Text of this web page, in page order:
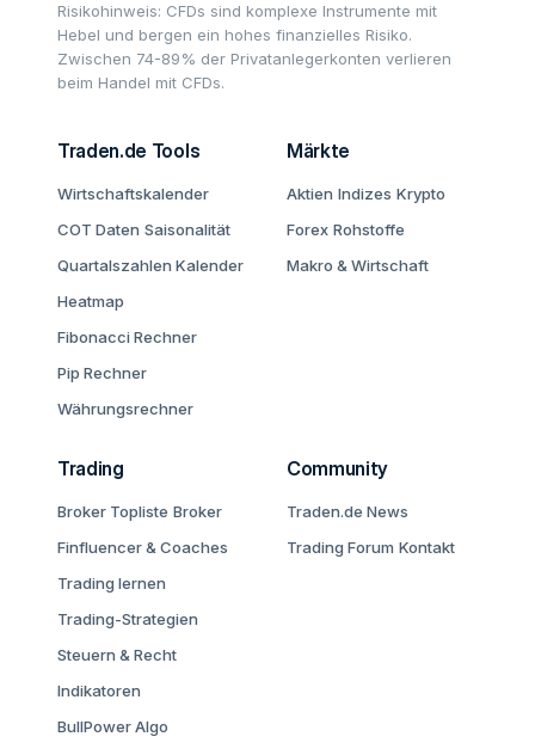
Risikohinweis: CFDs sind komplexe Instrumente mit
Hebel und bergen ein hohes finanzielles Risiko.
Zwischen 74-89% der Privatanlegerkonten verlieren
beim Handel mit CFDs.
Traden.de Tools
Wirtschaftskalender
COT Daten Saisonalität
Quartalszahlen Kalender
Heatmap
Fibonacci Rechner
Pip Rechner
Währungsrechner
Märkte
Aktien Indizes Krypto
Forex Rohstoffe
Makro & Wirtschaft
Trading
Broker Topliste Broker
Finfluencer & Coaches
Trading lernen
Trading-Strategien
Steuern & Recht
Indikatoren
BullPower Algo
Community
Traden.de News
Trading Forum Kontakt